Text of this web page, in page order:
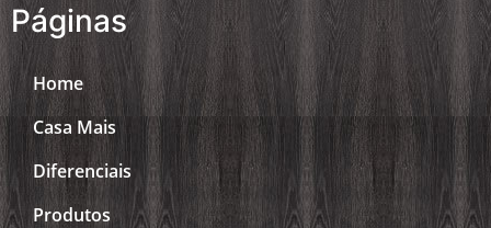
Páginas
Home
Casa Mais
Diferenciais
Produtos